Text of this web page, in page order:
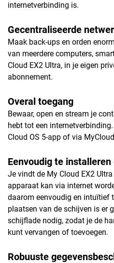
internetverbinding is.
Gecentraliseerde
Maak back-ups en orden
van meerdere computers,
Cloud EX2 Ultra, in je eigen
abonnement.
Overal toegang
Bewaar, open en stream je
hebt tot een
Cloud OS 5-app of via
Eenvoudig te
Je vindt de My Cloud EX2
apparaat kan via internet
daarom eenvoudig en intuïtief
plaatsen van de schijven is er
schijflade nodig, zodat je de
kunt vervangen of toevoegen.
Robuuste